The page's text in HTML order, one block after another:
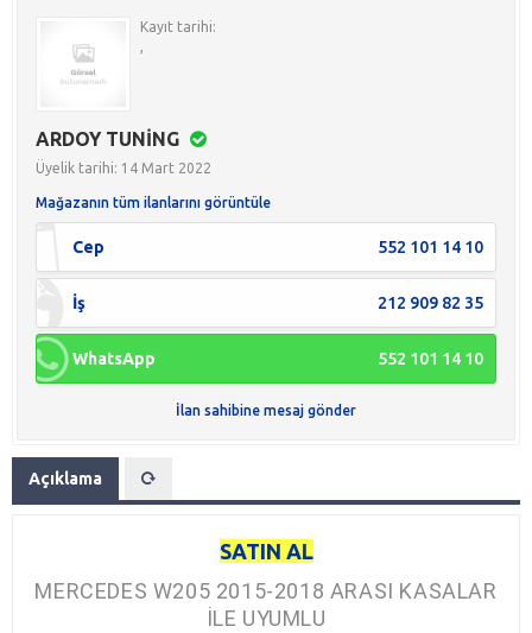
Kayıt tarihi:
,
ARDOY TUNİNG
Üyelik tarihi: 14 Mart 2022
Mağazanın tüm ilanlarını görüntüle
Cep 552 101 14 10
İş 212 909 82 35
WhatsApp 552 101 14 10
İlan sahibine mesaj gönder
Açıklama
SATIN AL
MERCEDES W205 2015-2018 ARASI KASALAR
İLE UYUMLU